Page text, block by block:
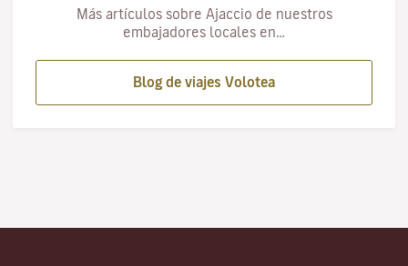
Más artículos sobre Ajaccio de nuestros
embajadores locales en…
Blog de viajes Volotea